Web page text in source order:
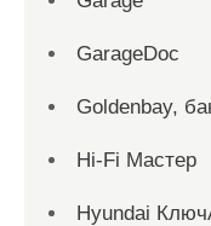
GarageDoc
Goldenbay,
Hi-Fi Мастер
Hyundai